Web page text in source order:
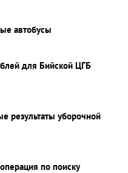
автобусы
для Бийской ЦГБ
результаты уборочной
по поиску